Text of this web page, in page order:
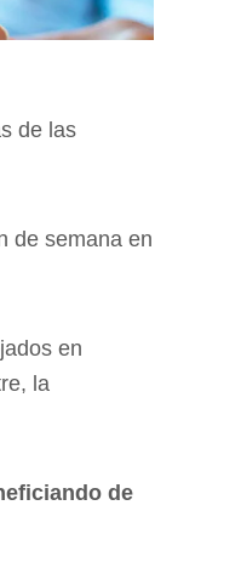
de las
de semana en
en
la
de